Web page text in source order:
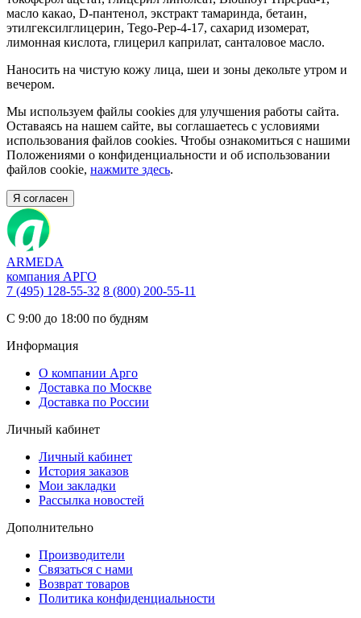
масло какао, D-пантенол, экстракт тамаринда, бетаин,
этилгексилглицерин, Tego-Pep-4-17, сахарид изомерат,
лимонная кислота, глицерил каприлат, санталовое масло.
Наносить на чистую кожу лица, шеи и зоны декольте утром и
вечером.
Мы используем файлы cookies для улучшения работы сайта.
Оставаясь на нашем сайте, вы соглашаетесь с условиями
использования файлов cookies. Чтобы ознакомиться с нашими
Положениями о конфиденциальности и об использовании
файлов cookie, нажмите здесь.
Я согласен
ARMEDA
компания АРГО
7 (495) 128-55-32 8 (800) 200-55-11
С 9:00 до 18:00 по будням
Информация
О компании Арго
Доставка по Москве
Доставка по России
Личный кабинет
Личный кабинет
История заказов
Мои закладки
Рассылка новостей
Дополнительно
Производители
Связаться с нами
Возврат товаров
Политика конфиденциальности